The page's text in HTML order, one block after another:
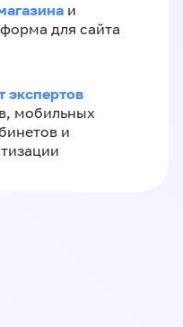
и
для сайта
экспертов
мобильных
и